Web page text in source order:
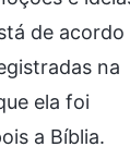
de acordo
na
ela foi
a Bíblia.